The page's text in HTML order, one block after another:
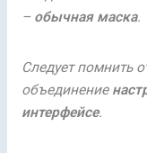
– обычная маска.
Следует помнить
объединение
интерфейсе.